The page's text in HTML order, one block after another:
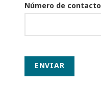
Número de contacto
ENVIAR